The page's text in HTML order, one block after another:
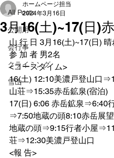
All Posts
公開用
会行事
クライミング
雪山
3月16(土)~17(日)
ホームページ担当
2024年3月16日
山 行 日 3月16(土)~17(日) 晴
参 加 者 男2名
<コースタイム>
16(土) 12:10美濃戸登山口
山荘⇒15:35赤岳鉱泉(宿泊)
17(日) 6:06 赤岳鉱泉⇒6:40
⇒7:50地蔵の頭8:10赤岳展
地蔵の頭⇒9:15行者小屋
荘⇒12:30美濃戸登山口
<報 告>